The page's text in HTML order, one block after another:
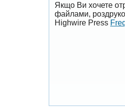
Якщо Ви хочете
файлами,
Highwire Press